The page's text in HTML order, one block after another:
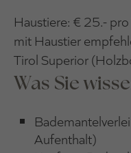
Haustiere: € 25.- pro
mit Haustier
Tirol Superior
Was Sie
Aufenthalt)